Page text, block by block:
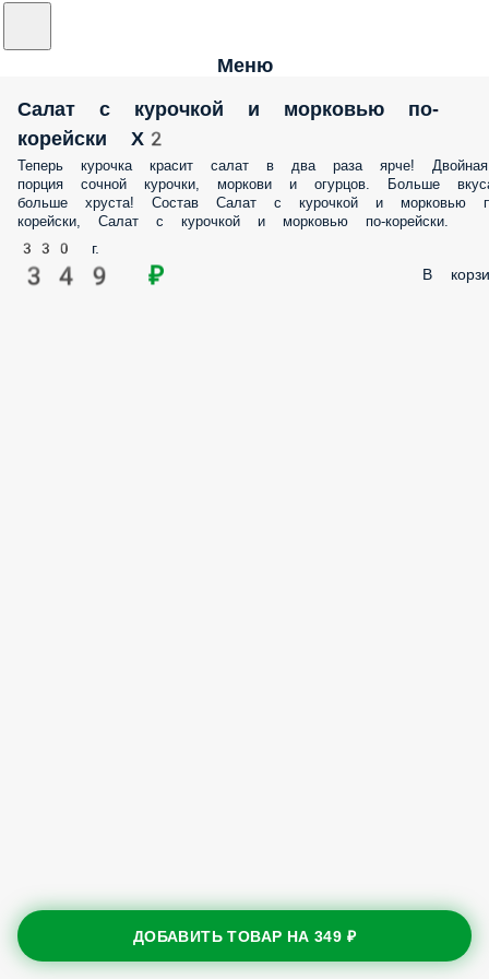
Меню
Салат с курочкой и морковью по-
корейски Х2
Теперь курочка красит салат в два раза ярче! Двойная
порция сочной курочки, моркови и огурцов. Больше
больше хруста! Состав Салат с курочкой и морковью
корейски, Салат с курочкой и морковью по-корейски.
330 г.
349 ₽ В
ДОБАВИТЬ ТОВАР НА349 ₽